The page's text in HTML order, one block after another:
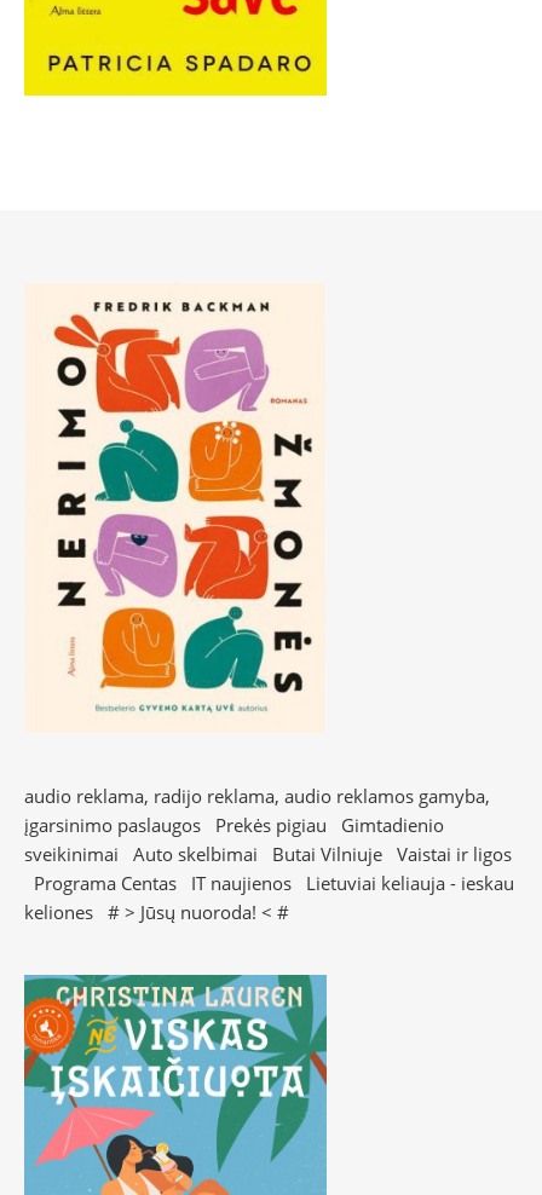
audio reklama, radijo reklama, audio reklamos gamyba,
įgarsinimo paslaugos
Prekės pigiau
Gimtadienio
sveikinimai
Auto skelbimai Butai Vilniuje Vaistai ir ligos
Programa Centas
IT naujienos
Lietuviai keliauja - ieskau
keliones # > Jūsų nuoroda! < #